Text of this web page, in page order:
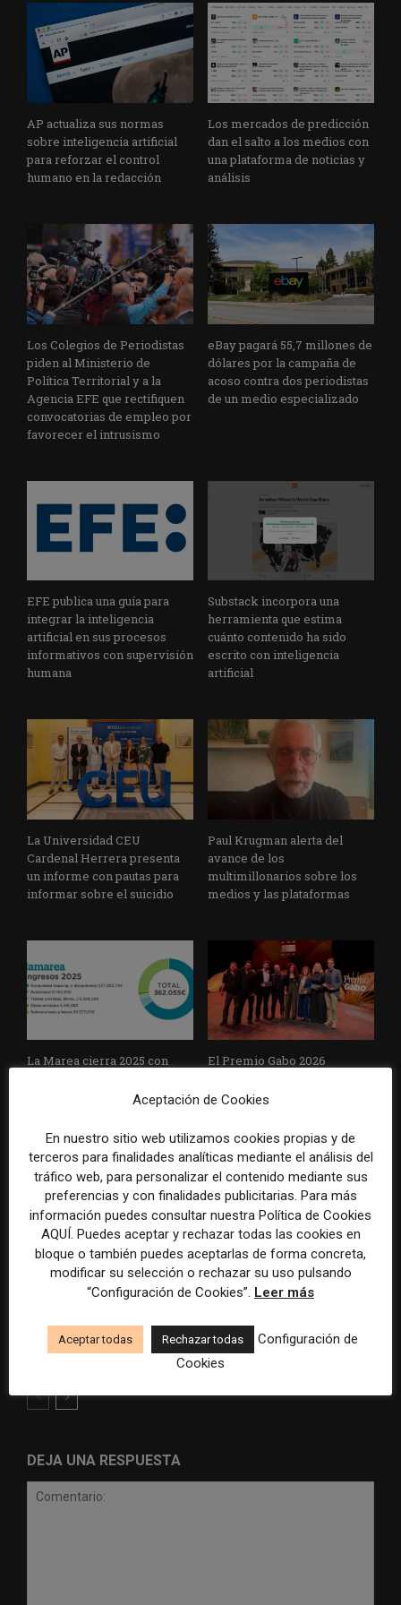
AP actualiza sus normas
sobre inteligencia artificial
para reforzar el control
humano en la redacción
Los mercados de predicción
dan el salto a los medios con
una plataforma de noticias y
análisis
Los Colegios de Periodistas
piden al Ministerio de
Política Territorial y a la
Agencia EFE que rectifiquen
convocatorias de empleo por
favorecer el intrusismo
eBay pagará 55,7 millones de
dólares por la campaña de
acoso contra dos periodistas
de un medio especializado
EFE publica una guía para
integrar la inteligencia
artificial en sus procesos
informativos con supervisión
humana
Substack incorpora una
herramienta que estima
cuánto contenido ha sido
escrito con inteligencia
artificial
La Universidad CEU
Cardenal Herrera presenta
un informe con pautas para
informar sobre el suicidio
Paul Krugman alerta del
avance de los
multimillonarios sobre los
medios y las plataformas
La Marea cierra 2025 con
cooperativa pierde 38.542
El Premio Gabo 2026
Brasil, España y El Salvador
la violencia
Radio Televisión Madrid
control para el uso de la
inteligencia artificial
ADEPA crea un premio
cobertura periodística del
Mundial 2026
DEJA UNA RESPUESTA
Aceptación de Cookies
En nuestro sitio web utilizamos cookies propias y de
terceros para finalidades analíticas mediante el análisis del
tráfico web, para personalizar el contenido mediante sus
preferencias y con finalidades publicitarias. Para más
información puedes consultar nuestra Política de Cookies
AQUÍ. Puedes aceptar y rechazar todas las cookies en
bloque o también puedes aceptarlas de forma concreta,
modificar su selección o rechazar su uso pulsando
“Configuración de Cookies”. Leer más
Aceptar todas Rechazar todas
Configuración de
Cookies